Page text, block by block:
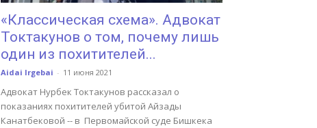
«Классическая схема». Адвокат
Токтакунов о том, почему лишь
один из похитителей...
Aidai Irgebai - 11 июня 2021
Адвокат Нурбек Токтакунов рассказал о
показаниях похитителей убитой Айзады
Канатбековой -- в Первомайской суде Бишкека